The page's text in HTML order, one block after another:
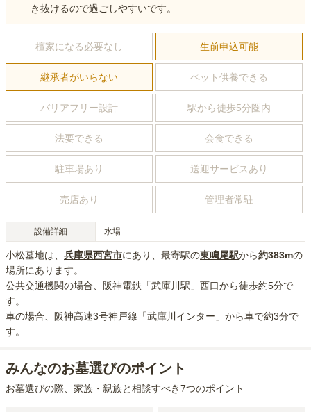
き抜けるので過ごしやすいです。
檀家になる必要なし 生前申込可能
継承者がいらない ペット供養できる
バリアフリー設計 駅から徒歩5分圏内
法要できる 会食できる
駐車場あり 送迎サービスあり
売店あり 管理者常駐
設備詳細 水場
小松墓地は、 兵庫県西宮市にあり 、最寄駅の東鳴尾駅から約383mの
場所にあり ます。
公共交通機関の場合、阪神電鉄「武庫川駅」西口から徒歩約5分で
す。
車の場合、阪神高速3号神戸線「武庫川インター」から車で約3分で
す。
みんなのお墓選びのポイント
お墓選びの際、家族・親族と相談すべき7つのポイント